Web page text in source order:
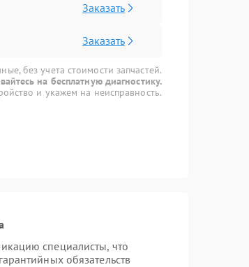
Заказать
Заказать
без учета стоимости запчастей.
на бесплатную диагностику.
и укажем на неисправность.
специалисты, что
обязательств